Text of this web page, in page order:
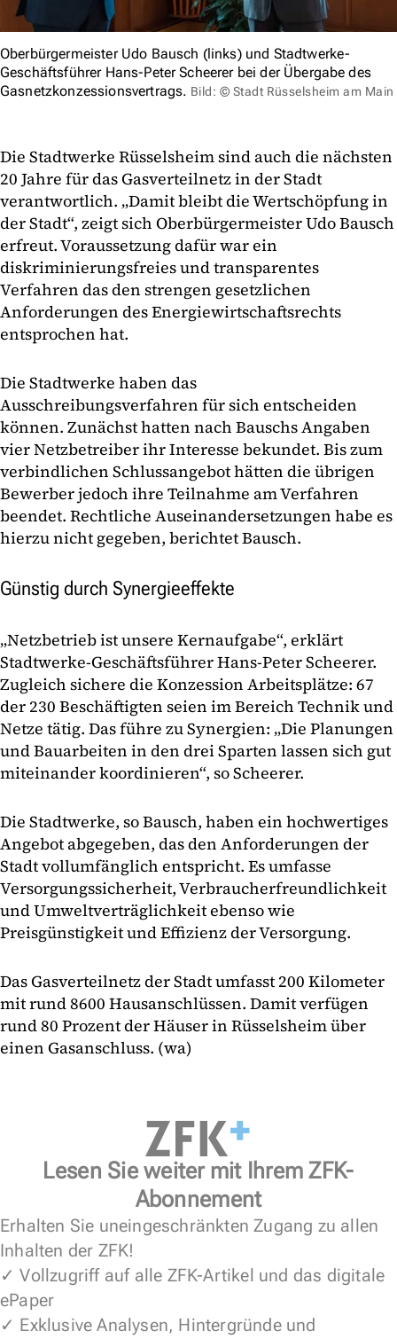
Oberbürgermeister Udo Bausch (links) und Stadtwerke-
Geschäftsführer Hans-Peter Scheerer bei der Übergabe des
Gasnetzkonzessionsvertrags. Bild: © Stadt Rüsselsheim am Main
Die Stadtwerke Rüsselsheim sind auch die nächsten
20 Jahre für das Gasverteilnetz in der Stadt
verantwortlich. „Damit bleibt die Wertschöpfung in
der Stadt“, zeigt sich Oberbürgermeister Udo Bausch
erfreut. Voraussetzung dafür war ein
diskriminierungsfreies und transparentes
Verfahren das den strengen gesetzlichen
Anforderungen des Energiewirtschaftsrechts
entsprochen hat.
Die Stadtwerke haben das
Ausschreibungsverfahren für sich entscheiden
können. Zunächst hatten nach Bauschs Angaben
vier Netzbetreiber ihr Interesse bekundet. Bis zum
verbindlichen Schlussangebot hätten die übrigen
Bewerber jedoch ihre Teilnahme am Verfahren
beendet. Rechtliche Auseinandersetzungen habe es
hierzu nicht gegeben, berichtet Bausch.
Günstig durch Synergieeffekte
„Netzbetrieb ist unsere Kernaufgabe“, erklärt
Stadtwerke-Geschäftsführer Hans-Peter Scheerer.
Zugleich sichere die Konzession Arbeitsplätze: 67
der 230 Beschäftigten seien im Bereich Technik und
Netze tätig. Das führe zu Synergien: „Die Planungen
und Bauarbeiten in den drei Sparten lassen sich gut
miteinander koordinieren“, so Scheerer.
Die Stadtwerke, so Bausch, haben ein hochwertiges
Angebot abgegeben, das den Anforderungen der
Stadt vollumfänglich entspricht. Es umfasse
Versorgungssicherheit, Verbraucherfreundlichkeit
und Umweltverträglichkeit ebenso wie
Preisgünstigkeit und Effizienz der Versorgung.
Das Gasverteilnetz der Stadt umfasst 200 Kilometer
mit rund 8600 Hausanschlüssen. Damit verfügen
rund 80 Prozent der Häuser in Rüsselsheim über
einen Gasanschluss. (wa)
Lesen Sie weiter mit Ihrem ZFK-
Abonnement
Erhalten Sie uneingeschränkten Zugang zu allen
Inhalten der ZFK!
✓ Vollzugriff auf alle ZFK-Artikel und das digitale
ePaper
✓ Exklusive Analysen, Hintergründe und